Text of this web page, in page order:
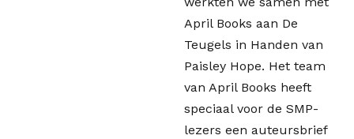
April Books aan De
Teugels in Handen van
Paisley Hope. Het team
van April Books heeft
speciaal voor de SMP-
lezers een auteursbrief